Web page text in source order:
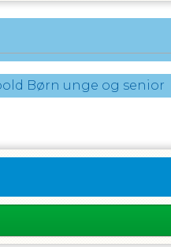
Børn unge og senior